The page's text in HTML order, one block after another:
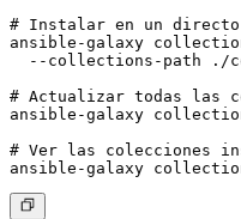
# Instalar en un
ansible-galaxy
--collections-path ./
# Actualizar todas las
ansible-galaxy
# Ver las colecciones